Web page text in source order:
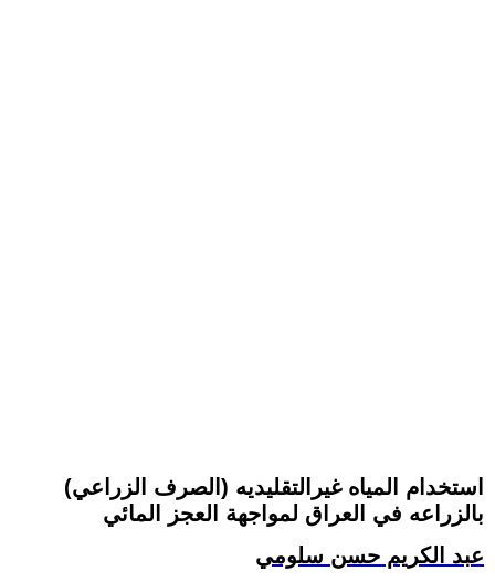
استخدام المياه غيرالتقليديه (الصرف الزراعي)
بالزراعه في العراق لمواجهة العجز المائي
عبد الكريم حسن سلومي